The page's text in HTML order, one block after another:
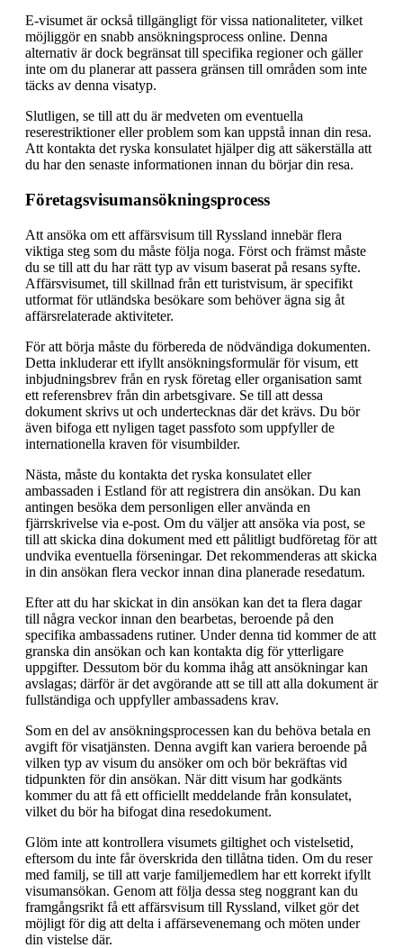
E-visumet är också tillgängligt för vissa nationaliteter, vilket
möjliggör en snabb ansökningsprocess online. Denna
alternativ är dock begränsat till specifika regioner och gäller
inte om du planerar att passera gränsen till områden som inte
täcks av denna visatyp.
Slutligen, se till att du är medveten om eventuella
reserestriktioner eller problem som kan uppstå innan din resa.
Att kontakta det ryska konsulatet hjälper dig att säkerställa att
du har den senaste informationen innan du börjar din resa.
Företagsvisumansökningsprocess
Att ansöka om ett affärsvisum till Ryssland innebär flera
viktiga steg som du måste följa noga. Först och främst måste
du se till att du har rätt typ av visum baserat på resans syfte.
Affärsvisumet, till skillnad från ett turistvisum, är specifikt
utformat för utländska besökare som behöver ägna sig åt
affärsrelaterade aktiviteter.
För att börja måste du förbereda de nödvändiga dokumenten.
Detta inkluderar ett ifyllt ansökningsformulär för visum, ett
inbjudningsbrev från en rysk företag eller organisation samt
ett referensbrev från din arbetsgivare. Se till att dessa
dokument skrivs ut och undertecknas där det krävs. Du bör
även bifoga ett nyligen taget passfoto som uppfyller de
internationella kraven för visumbilder.
Nästa, måste du kontakta det ryska konsulatet eller
ambassaden i Estland för att registrera din ansökan. Du kan
antingen besöka dem personligen eller använda en
fjärrskrivelse via e-post. Om du väljer att ansöka via post, se
till att skicka dina dokument med ett pålitligt budföretag för att
undvika eventuella förseningar. Det rekommenderas att skicka
in din ansökan flera veckor innan dina planerade resedatum.
Efter att du har skickat in din ansökan kan det ta flera dagar
till några veckor innan den bearbetas, beroende på den
specifika ambassadens rutiner. Under denna tid kommer de att
granska din ansökan och kan kontakta dig för ytterligare
uppgifter. Dessutom bör du komma ihåg att ansökningar kan
avslagas; därför är det avgörande att se till att alla dokument är
fullständiga och uppfyller ambassadens krav.
Som en del av ansökningsprocessen kan du behöva betala en
avgift för visatjänsten. Denna avgift kan variera beroende på
vilken typ av visum du ansöker om och bör bekräftas vid
tidpunkten för din ansökan. När ditt visum har godkänts
kommer du att få ett officiellt meddelande från konsulatet,
vilket du bör ha bifogat dina resedokument.
Glöm inte att kontrollera visumets giltighet och vistelsetid,
eftersom du inte får överskrida den tillåtna tiden. Om du reser
med familj, se till att varje familjemedlem har ett korrekt ifyllt
visumansökan. Genom att följa dessa steg noggrant kan du
framgångsrikt få ett affärsvisum till Ryssland, vilket gör det
möjligt för dig att delta i affärsevenemang och möten under
din vistelse där.